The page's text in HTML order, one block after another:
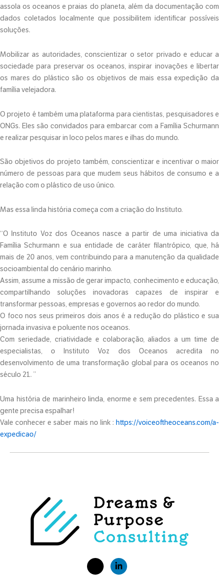
assola os oceanos e praias do planeta, além da documentação com
dados coletados localmente que possibilitem identificar possíveis
soluções.
Mobilizar as autoridades, conscientizar o setor privado e educar a
sociedade para preservar os oceanos, inspirar inovações e libertar
os mares do plástico são os objetivos de mais essa expedição da
família velejadora.
O projeto é também uma plataforma para cientistas, pesquisadores e
ONGs. Eles são convidados para embarcar com a Família Schurmann
e realizar pesquisar in loco pelos mares e ilhas do mundo.
São objetivos do projeto também, conscientizar e incentivar o maior
número de pessoas para que mudem seus hábitos de consumo e a
relação com o plástico de uso único.
Mas essa linda história começa com a criação do Instituto.
“O Instituto Voz dos Oceanos nasce a partir de uma iniciativa da
Família Schurmann e sua entidade de caráter filantrópico, que, há
mais de 20 anos, vem contribuindo para a manutenção da qualidade
socioambiental do cenário marinho.
Assim, assume a missão de gerar impacto, conhecimento e educação,
compartilhando soluções inovadoras capazes de inspirar e
transformar pessoas, empresas e governos ao redor do mundo.
O foco nos seus primeiros dois anos é a redução do plástico e sua
jornada invasiva e poluente nos oceanos.
Com seriedade, criatividade e colaboração, aliados a um time de
especialistas, o Instituto Voz dos Oceanos acredita no
desenvolvimento de uma transformação global para os oceanos no
século 21. ”
Uma história de marinheiro linda, enorme e sem precedentes. Essa a
gente precisa espalhar!
Vale conhecer e saber mais no link : https://voiceoftheoceans.com/a-
expedicao/